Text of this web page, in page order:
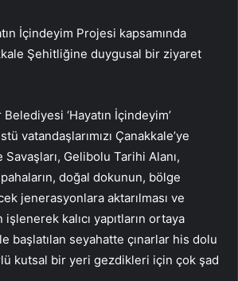
İçindeyim Projesi kapsamında
Şehitliğine duygusal bir ziyaret
‘Hayatın İçindeyim’
vatandaşlarımızı Çanakkale’ye
Gelibolu Tarihi Alanı,
doğal dokunun, bölge
jenerasyonlara aktarılması ve
kalıcı yapıtların ortaya
başlatılan seyahatte çınarlar his dolu
kutsal bir yeri gezdikleri için çok şad